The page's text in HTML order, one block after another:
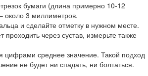
бумаги (длина примерно 10-12
около 3 миллиметров.
и сделайте отметку в нужном месте.
проходить через сустав, измерьте также
цифрами среднее значение. Такой подход
не будет ни спадать, ни болтаться.